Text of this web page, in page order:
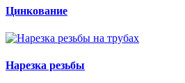
Цинкование
Нарезка резьбы